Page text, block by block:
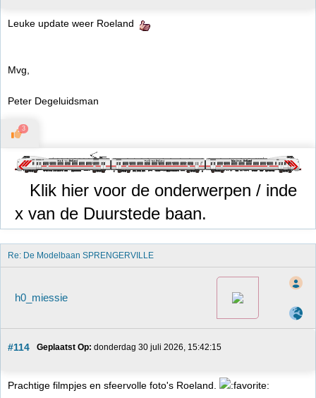
Leuke update weer Roeland
Mvg,
Peter Degeluidsman
3
Klik hier voor de onderwerpen / inde
x van de Duurstede baan.
Re: De Modelbaan SPRENGERVILLE
h0_miessie
#114 Geplaatst Op: donderdag 30 juli 2026, 15:42:15
Prachtige filmpjes en sfeervolle foto's Roeland.